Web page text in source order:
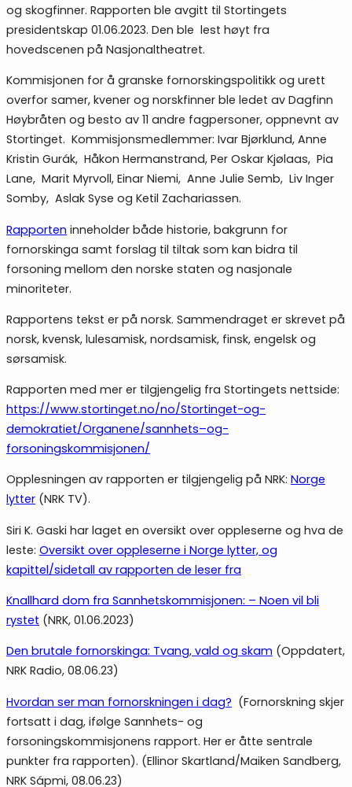
og skogfinner. Rapporten ble avgitt til Stortingets
presidentskap 01.06.2023. Den ble lest høyt fra
hovedscenen på Nasjonaltheatret.
Kommisjonen for å granske fornorskingspolitikk og urett
overfor samer, kvener og norskfinner ble ledet av Dagfinn
Høybråten og besto av 11 andre fagpersoner, oppnevnt av
Stortinget. Kommisjonsmedlemmer: Ivar Bjørklund, Anne
Kristin Gurák, Håkon Hermanstrand, Per Oskar Kjølaas, Pia
Lane, Marit Myrvoll, Einar Niemi, Anne Julie Semb, Liv Inger
Somby, Aslak Syse og Ketil Zachariassen.
Rapporten inneholder både historie, bakgrunn for
fornorskinga samt forslag til tiltak som kan bidra til
forsoning mellom den norske staten og nasjonale
minoriteter.
Rapportens tekst er på norsk. Sammendraget er skrevet på
norsk, kvensk, lulesamisk, nordsamisk, finsk, engelsk og
sørsamisk.
Rapporten med mer er tilgjengelig fra Stortingets nettside:
https://www.stortinget.no/no/Stortinget-og-
demokratiet/Organene/sannhets–og-
forsoningskommisjonen/
Opplesningen av rapporten er tilgjengelig på NRK: Norge
lytter (NRK TV).
Siri K. Gaski har laget en oversikt over oppleserne og hva de
leste: Oversikt over oppleserne i Norge lytter, og
kapittel/sidetall av rapporten de leser fra
Knallhard dom fra Sannhetskommisjonen: – Noen vil bli
rystet (NRK, 01.06.2023)
Den brutale fornorskinga: Tvang, vald og skam (Oppdatert,
NRK Radio, 08.06.23)
Hvordan ser man fornorskningen i dag? (Fornorskning skjer
fortsatt i dag, ifølge Sannhets- og
forsoningskommisjonens rapport. Her er åtte sentrale
punkter fra rapporten). (Ellinor Skartland/Maiken Sandberg,
NRK Sápmi, 08.06.23)